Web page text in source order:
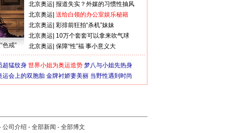
色戒”
北京奥运 报道失实？外媒的习惯性抽风
北京奥运 送给白领的办公室娱乐秘籍
北京奥运 彩排前狂拍“杀机”妹妹
北京奥运 10万个套套可以拿来吹气球
北京奥运 保障“性”福 事小意义大
超猛纹身 世界小姐为奥运造势 梦八与小姐先热身
运会上的双胞胎 金牌衬娇妻美丽 当野性遇到时尚
公司介绍 - 全部新闻 - 全部博文